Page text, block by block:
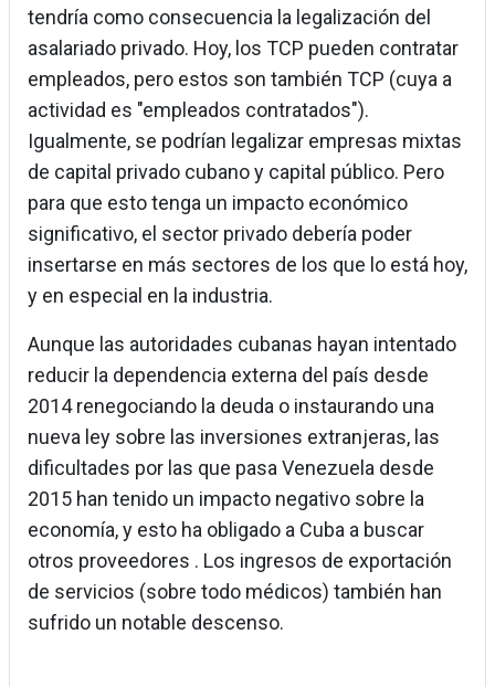
tendría como consecuencia la legalización del
asalariado privado. Hoy, los TCP pueden contratar
empleados, pero estos son también TCP (cuya a
actividad es "empleados contratados").
Igualmente, se podrían legalizar empresas mixtas
de capital privado cubano y capital público. Pero
para que esto tenga un impacto económico
significativo, el sector privado debería poder
insertarse en más sectores de los que lo está hoy,
y en especial en la industria.
Aunque las autoridades cubanas hayan intentado
reducir la dependencia externa del país desde
2014 renegociando la deuda o instaurando una
nueva ley sobre las inversiones extranjeras, las
dificultades por las que pasa Venezuela desde
2015 han tenido un impacto negativo sobre la
economía, y esto ha obligado a Cuba a buscar
otros proveedores . Los ingresos de exportación
de servicios (sobre todo médicos) también han
sufrido un notable descenso.